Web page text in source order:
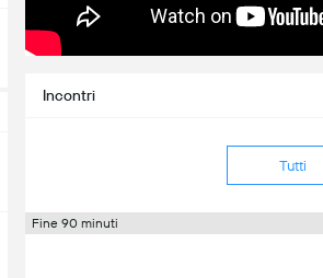
Incontri
Tutti
Fine 90 minuti